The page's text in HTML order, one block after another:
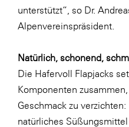
unterstützt“, so Dr.
Alpenvereinspräsident.
Natürlich, schonend,
Die Hafervoll Flapjacks
Komponenten
Geschmack zu
natürliches